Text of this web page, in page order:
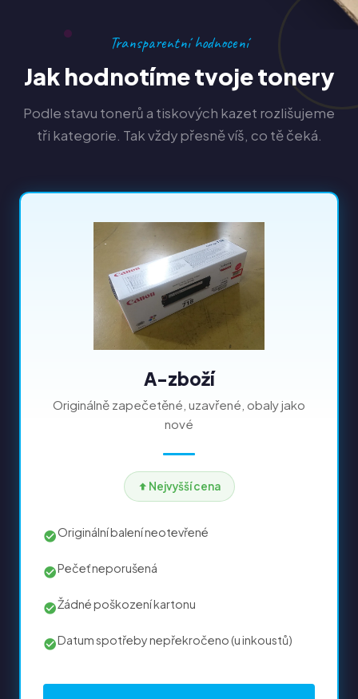
Transparentní hodnocení
Jak hodnotíme tvoje tonery
Podle stavu tonerů a tiskových kazet rozlišujeme
tři kategorie. Tak vždy přesně víš, co tě čeká.
A-zboží
Originálně zapečetěné, uzavřené, obaly jako
nové
Nejvyšší cena
Originální balení neotevřené
Pečeť neporušená
Žádné poškození kartonu
Datum spotřeby nepřekročeno (u inkoustů)